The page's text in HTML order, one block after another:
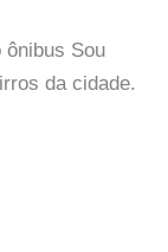
ônibus Sou
da cidade.